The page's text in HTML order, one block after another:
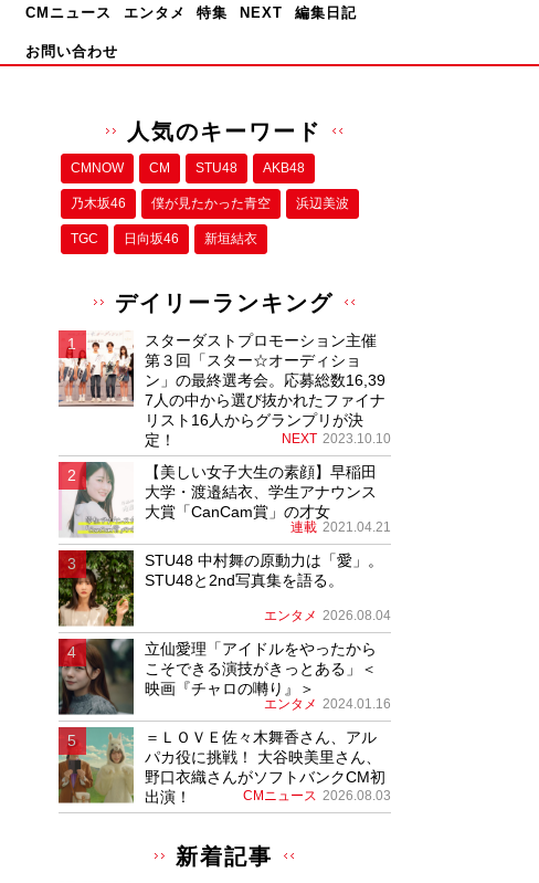
CMニュース エンタメ 特集 NEXT 編集日記
お問い合わせ
人気のキーワード
CMNOW CM STU48 AKB48
乃木坂46 僕が⾒たかった⻘空 浜辺美波
TGC 日向坂46 新垣結衣
デイリーランキング
スターダストプロモーション主催
第３回「スター☆オーディショ
ン」の最終選考会。応募総数16,39
7人の中から選び抜かれたファイナ
リスト16人からグランプリが決
定！
NEXT 2023.10.10
【美しい女子大生の素顔】早稲田
大学・渡邉結衣、学生アナウンス
大賞「CanCam賞」の才女
連載 2021.04.21
STU48 中村舞の原動力は「愛」。
STU48と2nd写真集を語る。
エンタメ 2026.08.04
立仙愛理「アイドルをやったから
こそできる演技がきっとある」＜
映画『チャロの囀り』＞
エンタメ 2024.01.16
＝ＬＯＶＥ佐々木舞香さん、アル
パカ役に挑戦！ 大谷映美里さん、
野口衣織さんがソフトバンクCM初
出演！
CMニュース 2026.08.03
新着記事